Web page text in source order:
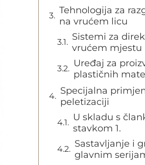
Tehnologija za
na vrućem licu
Sistemi za
vrućem mjestu
Uređaj za
plastičnih
Specijalna
peletizaciji
U skladu s
stavkom 1.
Sastavljanje i
glavnim